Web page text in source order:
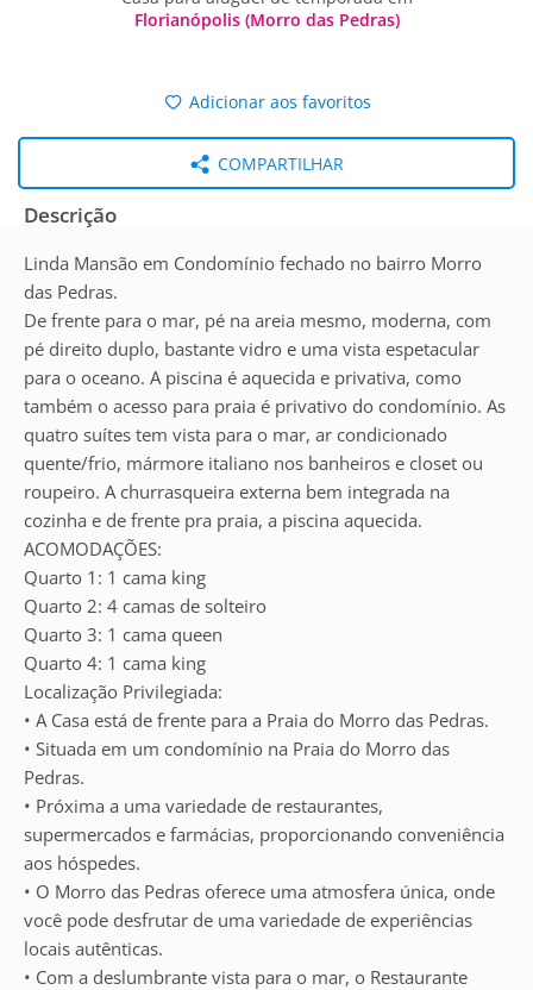
Florianópolis (Morro das Pedras)
Adicionar aos favoritos
COMPARTILHAR
Descrição
Linda Mansão em Condomínio fechado no bairro Morro
das Pedras.
De frente para o mar, pé na areia mesmo, moderna, com
pé direito duplo, bastante vidro e uma vista espetacular
para o oceano. A piscina é aquecida e privativa, como
também o acesso para praia é privativo do condomínio. As
quatro suítes tem vista para o mar, ar condicionado
quente/frio, mármore italiano nos banheiros e closet ou
roupeiro. A churrasqueira externa bem integrada na
cozinha e de frente pra praia, a piscina aquecida.
ACOMODAÇÕES:
Quarto 1: 1 cama king
Quarto 2: 4 camas de solteiro
Quarto 3: 1 cama queen
Quarto 4: 1 cama king
Localização Privilegiada:
• A Casa está de frente para a Praia do Morro das Pedras.
• Situada em um condomínio na Praia do Morro das
Pedras.
• Próxima a uma variedade de restaurantes,
supermercados e farmácias, proporcionando conveniência
aos hóspedes.
• O Morro das Pedras oferece uma atmosfera única, onde
você pode desfrutar de uma variedade de experiências
locais autênticas.
• Com a deslumbrante vista para o mar, o Restaurante